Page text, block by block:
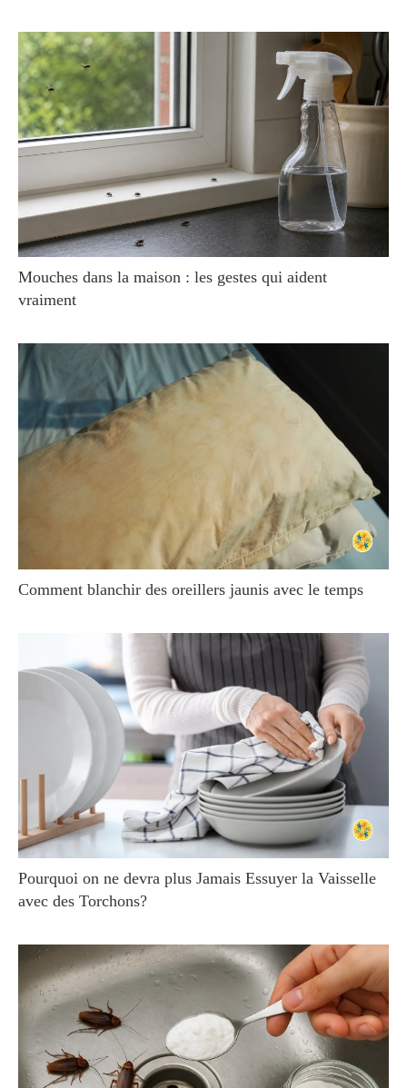
Mouches dans la maison : les gestes qui aident
vraiment
Comment blanchir des oreillers jaunis avec le temps
Pourquoi on ne devra plus Jamais Essuyer la Vaisselle
avec des Torchons?